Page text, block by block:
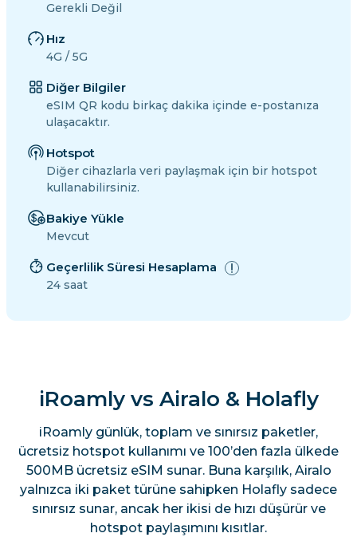
Gerekli Değil
Hız
4G / 5G
Diğer Bilgiler
eSIM QR kodu birkaç dakika içinde e-postanıza
ulaşacaktır.
Hotspot
Diğer cihazlarla veri paylaşmak için bir hotspot
kullanabilirsiniz.
Bakiye Yükle
Mevcut
Geçerlilik Süresi Hesaplama
24 saat
iRoamly vs Airalo & Holafly
iRoamly günlük, toplam ve sınırsız paketler,
ücretsiz hotspot kullanımı ve 100’den fazla ülkede
500MB ücretsiz eSIM sunar. Buna karşılık, Airalo
yalnızca iki paket türüne sahipken Holafly sadece
sınırsız sunar, ancak her ikisi de hızı düşürür ve
hotspot paylaşımını kısıtlar.